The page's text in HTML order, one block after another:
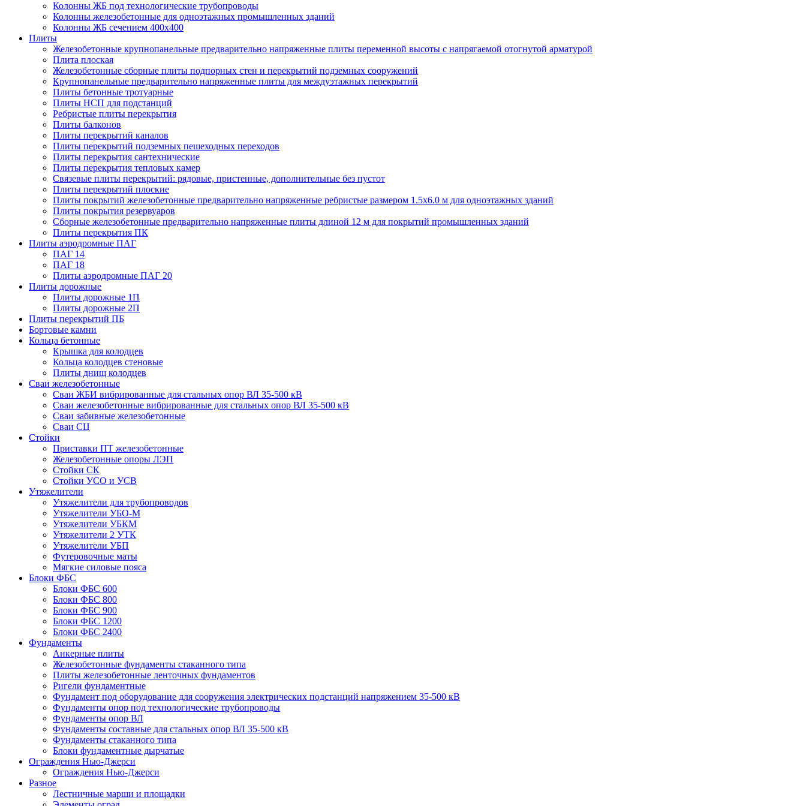
Колонны ЖБ под технологические трубопроводы
Колонны железобетонные для одноэтажных промышленных зданий
Колонны ЖБ сечением 400х400
Плиты
Железобетонные крупнопанельные предварительно напряженные плиты переменной высоты с напрягаемой отогнутой арматурой
Плита плоская
Железобетонные сборные плиты подпорных стен и перекрытий подземных сооружений
Крупнопанельные предварительно напряженные плиты для междуэтажных перекрытий
Плиты бетонные тротуарные
Плиты НСП для подстанций
Ребристые плиты перекрытия
Плиты балконов
Плиты перекрытий каналов
Плиты перекрытий подземных пешеходных переходов
Плиты перекрытия сантехнические
Плиты перекрытия тепловых камер
Связевые плиты перекрытий: рядовые, пристенные, дополнительные без пустот
Плиты перекрытий плоские
Плиты покрытий железобетонные предварительно напряженные ребристые размером 1.5х6.0 м для одноэтажных зданий
Плиты покрытия резервуаров
Сборные железобетонные предварительно напряженные плиты длиной 12 м для покрытий промышленных зданий
Плиты перекрытия ПК
Плиты аэродромные ПАГ
ПАГ 14
ПАГ 18
Плиты аэродромные ПАГ 20
Плиты дорожные
Плиты дорожные 1П
Плиты дорожные 2П
Плиты перекрытий ПБ
Бортовые камни
Кольца бетонные
Крышка для колодцев
Кольца колодцев стеновые
Плиты днищ колодцев
Сваи железобетонные
Сваи ЖБИ вибрированные для стальных опор ВЛ 35-500 кВ
Сваи железобетонные вибрированные для стальных опор ВЛ 35-500 кВ
Сваи забивные железобетонные
Сваи СЦ
Стойки
Приставки ПТ железобетонные
Железобетонные опоры ЛЭП
Стойки СК
Стойки УСО и УСВ
Утяжелители
Утяжелители для трубопроводов
Утяжелители УБО-М
Утяжелители УБКМ
Утяжелители 2 УТК
Утяжелители УБП
Футеровочные маты
Мягкие силовые пояса
Блоки ФБС
Блоки ФБС 600
Блоки ФБС 800
Блоки ФБС 900
Блоки ФБС 1200
Блоки ФБС 2400
Фундаменты
Анкерные плиты
Железобетонные фундаменты стаканного типа
Плиты железобетонные ленточных фундаментов
Ригели фундаментные
Фундамент под оборудование для сооружения электрических подстанций напряжением 35-500 кВ
Фундаменты опор под технологические трубопроводы
Фундаменты опор ВЛ
Фундаменты составные для стальных опор ВЛ 35-500 кВ
Фундаменты стаканного типа
Блоки фундаментные дырчатые
Ограждения Нью-Джерси
Ограждения Нью-Джерси
Разное
Лестничные марши и площадки